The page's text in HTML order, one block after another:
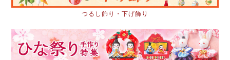
つるし飾り・下げ飾り